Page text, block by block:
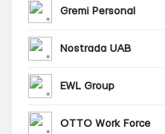
Gremi Personal
Nostrada UAB
EWL Group
OTTO Work Force